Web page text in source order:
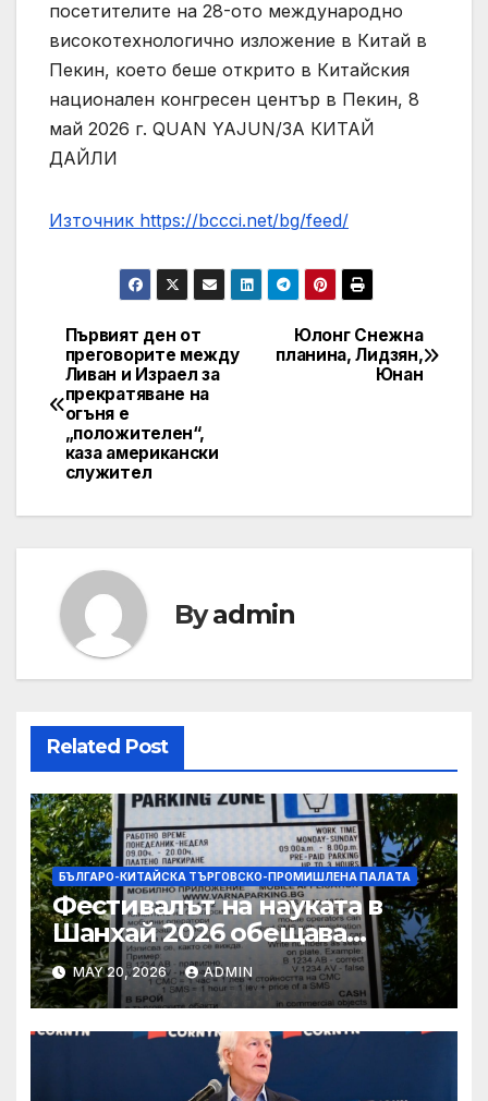
посетителите на 28-ото международно
високотехнологично изложение в Китай в
Пекин, което беше открито в Китайския
национален конгресен център в Пекин, 8
май 2026 г. QUAN YAJUN/ЗА КИТАЙ
ДАЙЛИ
Източник https://bccci.net/bg/feed/
Post
navigation
Юлонг Снежна
планина, Лидзян,
Юнан
Първият ден от
преговорите между
Ливан и Израел за
прекратяване на
огъня е
„положителен“,
каза американски
служител
Byadmin
Related Post
БЪЛГАРО-КИТАЙСКА ТЪРГОВСКО-ПРОМИШЛЕНА ПАЛAТА
Фестивалът на науката в
Шанхай 2026 обещава
вълнуващи научно-
технологични иновации
MAY 20, 2026 ADMIN